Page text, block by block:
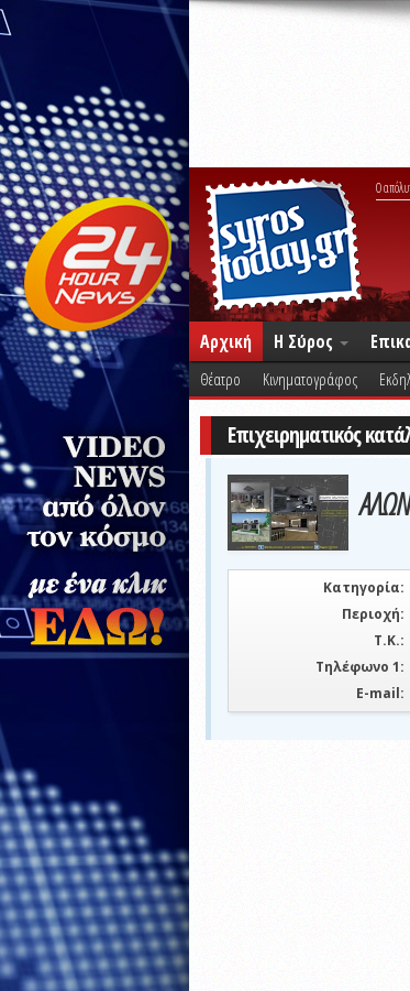
Ο
Αρχική Η Σύρος
Θέατρο Κινηματογράφος
Επιχειρηματικός
Κατηγορία:
Περιοχή:
Τ.Κ.:
Τηλέφωνο 1:
E-mail: